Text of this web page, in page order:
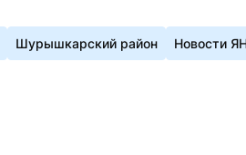
Шурышкарский район Новости